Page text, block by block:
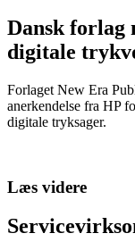
Dansk forlag
digitale
Forlaget New Era
anerkendelse fra HP
digitale tryksager.
Læs videre